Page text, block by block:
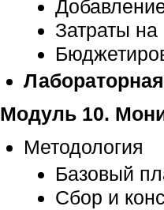
Затраты
Модуль 10.
Методология
Базовый
Сбор и